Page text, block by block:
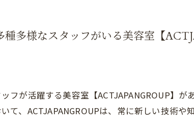
多様なスタッフがいる美容室【
が活躍する美容室【ACTJAPANGROUP】が
、ACTJAPANGROUPは、常に新しい技術や